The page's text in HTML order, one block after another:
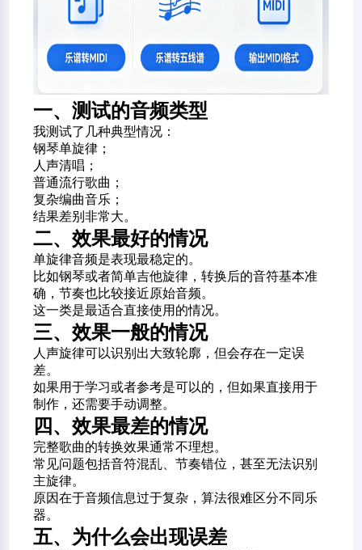
一、测试的音频类型
我测试了几种典型情况：
钢琴单旋律；
人声清唱；
普通流行歌曲；
复杂编曲音乐；
结果差别非常大。
二、效果最好的情况
单旋律音频是表现最稳定的。
比如钢琴或者简单吉他旋律，转换后的音符基本准
确，节奏也比较接近原始音频。
这一类是最适合直接使用的情况。
三、效果一般的情况
人声旋律可以识别出大致轮廓，但会存在一定误
差。
如果用于学习或者参考是可以的，但如果直接用于
制作，还需要手动调整。
四、效果最差的情况
完整歌曲的转换效果通常不理想。
常见问题包括音符混乱、节奏错位，甚至无法识别
主旋律。
原因在于音频信息过于复杂，算法很难区分不同乐
器。
五、为什么会出现误差